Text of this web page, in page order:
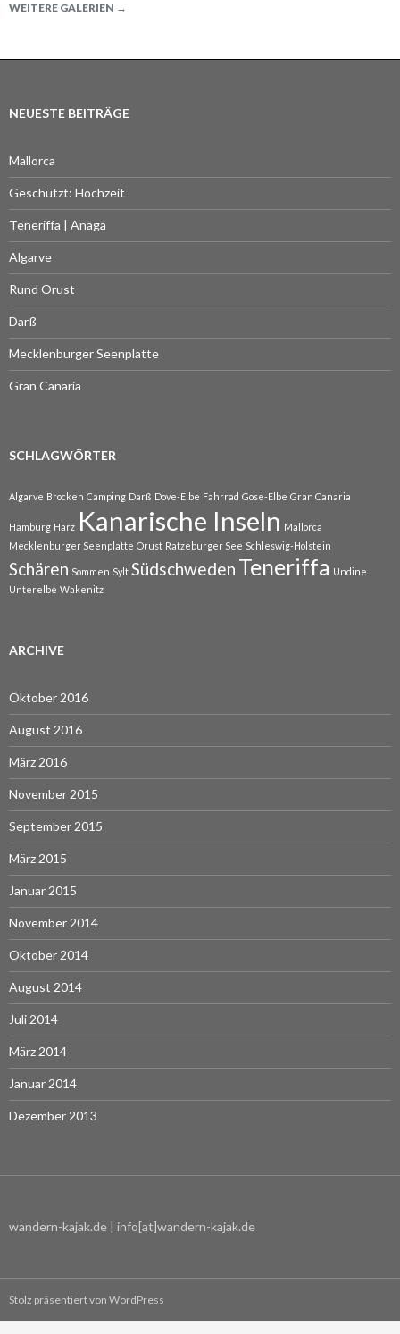
WEITERE GALERIEN →
NEUESTE BEITRÄGE
Mallorca
Geschützt: Hochzeit
Teneriffa | Anaga
Algarve
Rund Orust
Darß
Mecklenburger Seenplatte
Gran Canaria
SCHLAGWÖRTER
Algarve Brocken Camping Darß Dove-Elbe Fahrrad Gose-Elbe Gran Canaria
Hamburg Harz Kanarische Inseln Mallorca
Mecklenburger Seenplatte Orust Ratzeburger See Schleswig-Holstein
Schären Sommen Sylt Südschweden Teneriffa Undine
Unterelbe Wakenitz
ARCHIVE
Oktober 2016
August 2016
März 2016
November 2015
September 2015
März 2015
Januar 2015
November 2014
Oktober 2014
August 2014
Juli 2014
März 2014
Januar 2014
Dezember 2013
wandern-kajak.de | info[at]wandern-kajak.de
Stolz präsentiert von WordPress